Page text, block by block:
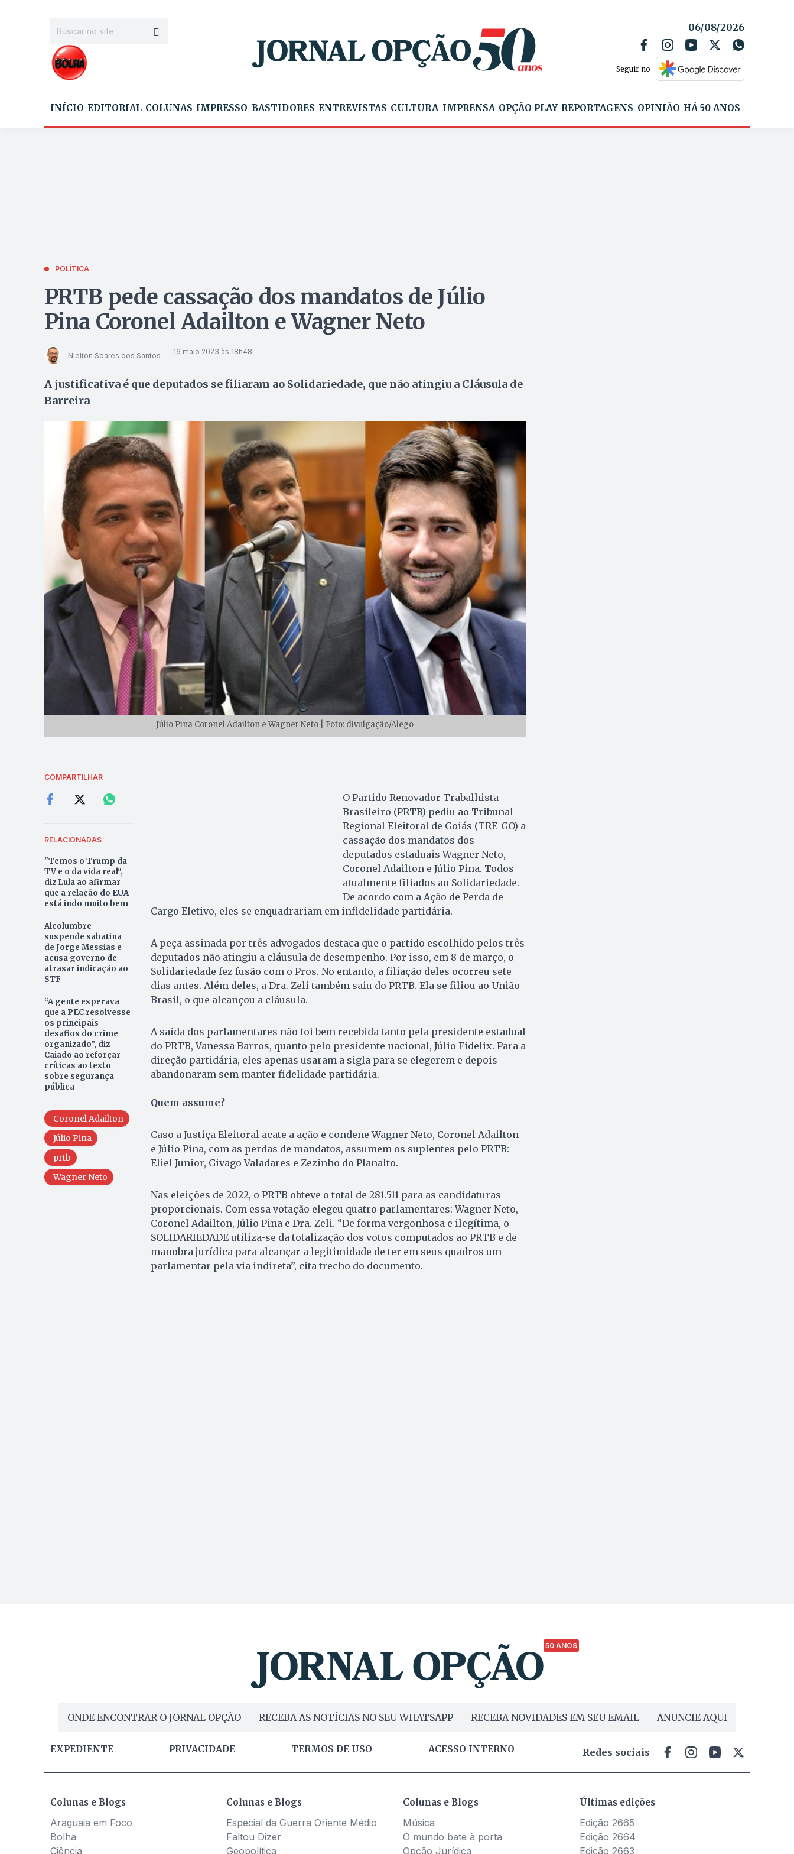
06/08/2026
Seguir no
INÍCIO EDITORIAL COLUNAS IMPRESSO BASTIDORES ENTREVISTAS CULTURA IMPRENSA OPÇÃO PLAY REPORTAGENS OPINIÃO HÁ 50 ANOS
POLÍTICA
PRTB pede cassação dos mandatos de Júlio
Pina Coronel Adailton e Wagner Neto
Nielton Soares dos Santos 16 maio 2023 às 18h48
A justificativa é que deputados se filiaram ao Solidariedade, que não atingiu a Cláusula de
Barreira
Júlio Pina Coronel Adailton e Wagner Neto | Foto: divulgação/Alego
COMPARTILHAR
RELACIONADAS
"Temos o Trump da
TV e o da vida real",
diz Lula ao afirmar
que a relação do EUA
está indo muito bem
Alcolumbre
suspende sabatina
de Jorge Messias e
acusa governo de
atrasar indicação ao
STF
“A gente esperava
que a PEC resolvesse
os principais
desafios do crime
organizado”, diz
Caiado ao reforçar
críticas ao texto
sobre segurança
pública
Coronel Adailton
Júlio Pina
prtb
Wagner Neto
O Partido Renovador Trabalhista
Brasileiro (PRTB) pediu ao Tribunal
Regional Eleitoral de Goiás (TRE-GO) a
cassação dos mandatos dos
deputados estaduais Wagner Neto,
Coronel Adailton e Júlio Pina. Todos
atualmente filiados ao Solidariedade.
De acordo com a Ação de Perda de
Cargo Eletivo, eles se enquadrariam em infidelidade partidária.
A peça assinada por três advogados destaca que o partido escolhido pelos três
deputados não atingiu a cláusula de desempenho. Por isso, em 8 de março, o
Solidariedade fez fusão com o Pros. No entanto, a filiação deles ocorreu sete
dias antes. Além deles, a Dra. Zeli também saiu do PRTB. Ela se filiou ao União
Brasil, o que alcançou a cláusula.
A saída dos parlamentares não foi bem recebida tanto pela presidente estadual
do PRTB, Vanessa Barros, quanto pelo presidente nacional, Júlio Fidelix. Para a
direção partidária, eles apenas usaram a sigla para se elegerem e depois
abandonaram sem manter fidelidade partidária.
Quem assume?
Caso a Justiça Eleitoral acate a ação e condene Wagner Neto, Coronel Adailton
e Júlio Pina, com as perdas de mandatos, assumem os suplentes pelo PRTB:
Eliel Junior, Givago Valadares e Zezinho do Planalto.
Nas eleições de 2022, o PRTB obteve o total de 281.511 para as candidaturas
proporcionais. Com essa votação elegeu quatro parlamentares: Wagner Neto,
Coronel Adailton, Júlio Pina e Dra. Zeli. “De forma vergonhosa e ilegítima, o
SOLIDARIEDADE utiliza-se da totalização dos votos computados ao PRTB e de
manobra jurídica para alcançar a legitimidade de ter em seus quadros um
parlamentar pela via indireta”, cita trecho do documento.
50 ANOS
ONDE ENCONTRAR O JORNAL OPÇÃO RECEBA AS NOTÍCIAS NO SEU WHATSAPP RECEBA NOVIDADES EM SEU EMAIL ANUNCIE AQUI
EXPEDIENTE PRIVACIDADE TERMOS DE USO ACESSO INTERNO Redes sociais
Colunas e Blogs
Araguaia em Foco
Bolha
Ciência
Colunas e Blogs
Especial da Guerra Oriente Médio
Faltou Dizer
Geopolítica
Colunas e Blogs
Música
O mundo bate à porta
Opção Jurídica
Últimas edições
Edição 2665
Edição 2664
Edição 2663